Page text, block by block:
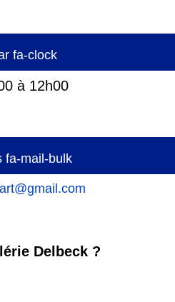
fa-clock
à 12h00
fa-mail-bulk
Delbeck ?